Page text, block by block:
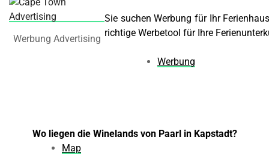
Werbung Advertising
Sie suchen Werbung für Ihr
richtige Werbetool für Ihre
Werbung
Wo liegen die Winelands von Paarl in Kapstadt?
Map